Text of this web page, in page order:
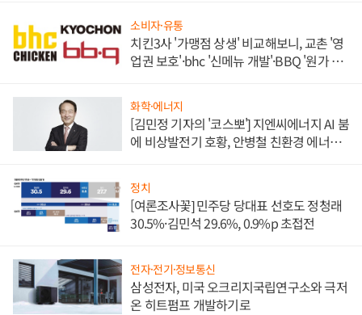
소비자·유통
치킨3사 '가맹점 상생' 비교해보니, 교촌 '영
업권 보호'·bhc '신메뉴 개발'·BBQ '원가 부
화학·에너지
[김민정 기자의 '코스뽀'] 지엔씨에너지 AI 붐
에 비상발전기 호황, 안병철 친환경 에너지
정치
[여론조사꽃] 민주당 당대표 선호도 정청래
30.5%·김민석 29.6%, 0.9%p 초접전
전자·전기·정보통신
삼성전자, 미국 오크리지국립연구소와 극저
온 히트펌프 개발하기로